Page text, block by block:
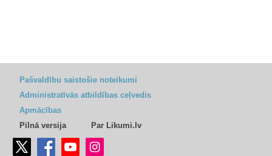
Pašvaldību saistošie noteikumi
Administratīvās atbildības ceļvedis
Apmācības
Pilnā versija
Par Likumi.lv